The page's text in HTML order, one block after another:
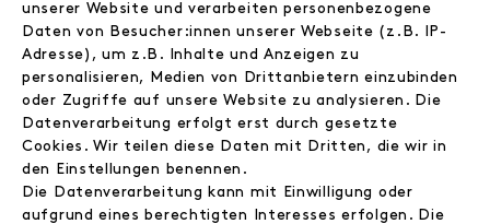
Store
Journal
Wir
Jobs
Instagram
Facebook
Kontakt
unserer Website und verarbeiten personenbezogene
Daten von Besucher:innen unserer Webseite (z.B. IP-
Adresse), um z.B. Inhalte und Anzeigen zu
personalisieren, Medien von Drittanbietern einzubinden
oder Zugriffe auf unsere Website zu analysieren. Die
Datenverarbeitung erfolgt erst durch gesetzte
Cookies. Wir teilen diese Daten mit Dritten, die wir in
den Einstellungen benennen.
Die Datenverarbeitung kann mit Einwilligung oder
aufgrund eines berechtigten Interesses erfolgen. Die